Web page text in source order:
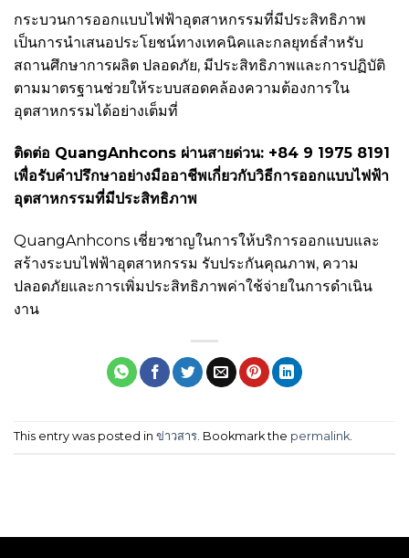
กระบวนการออกแบบไฟฟ้าอุตสาหกรรมที่มีประสิทธิภาพ
เป็นการนำเสนอประโยชน์ทางเทคนิคและกลยุทธ์สำหรับ
สถานศึกษาการผลิต ปลอดภัย, มีประสิทธิภาพและการปฏิบัติ
ตามมาตรฐานช่วยให้ระบบสอดคล้องความต้องการใน
อุตสาหกรรมได้อย่างเต็มที่
ติดต่อ QuangAnhcons ผ่านสายด่วน: +84 9 1975 8191
เพื่อรับคำปรึกษาอย่างมืออาชีพเกี่ยวกับวิธีการออกแบบไฟฟ้า
อุตสาหกรรมที่มีประสิทธิภาพ
QuangAnhcons เชี่ยวชาญในการให้บริการออกแบบและ
สร้างระบบไฟฟ้าอุตสาหกรรม รับประกันคุณภาพ, ความ
ปลอดภัยและการเพิ่มประสิทธิภาพค่าใช้จ่ายในการดำเนิน
งาน
This entry was posted in ข่าวสาร. Bookmark the permalink.